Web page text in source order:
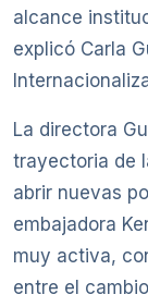
alcance
explicó Carla
La directora
trayectoria de
abrir nuevas
embajadora
muy activa,
entre el